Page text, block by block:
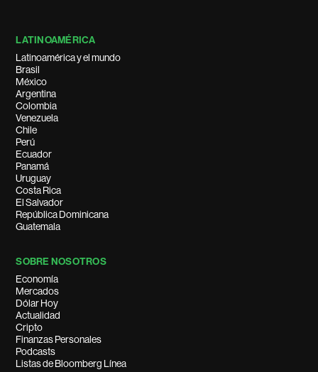
LATINOAMÉRICA
Latinoamérica y el mundo
Brasil
México
Argentina
Colombia
Venezuela
Chile
Perú
Ecuador
Panamá
Uruguay
Costa Rica
El Salvador
República Dominicana
Guatemala
SOBRE NOSOTROS
Economía
Mercados
Dólar Hoy
Actualidad
Cripto
Finanzas Personales
Podcasts
Listas de Bloomberg Línea